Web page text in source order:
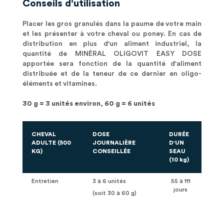
Conseils d'utilisation
Placer les gros granulés dans la paume de votre main
et les présenter à votre cheval ou poney. En cas de
distribution en plus d'un aliment industriel, la
quantité de MINÉRAL OLIGOVIT EASY DOSE
apportée sera fonction de la quantité d'aliment
distribuée et de la teneur de ce dernier en oligo-
éléments et vitamines.
30 g = 3 unités environ, 60 g = 6 unités
CHEVAL
ADULTE (500
KG)
DOSE
JOURNALIÈRE
CONSEILLÉE
DURÉE
D'UN
SEAU
(10 kg)
Entretien
3 à 6 unités
(soit 30 à 60 g)
55 à 111
jours